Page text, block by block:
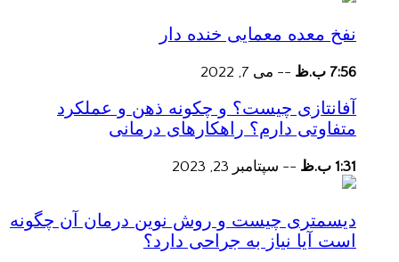
نفخ معده معمایی خنده دار
7:56 ب.ظ -- می 7, 2022
آفانتازی چیست؟ و چکونه ذهن و عملکرد
متفاوتی دارم؟ راهکارهای درمانی
1:31 ب.ظ -- سپتامبر 23, 2023
دیسمتری چیست و روش نوین درمان آن چگونه
است آیا نیاز به جراحی دارد؟